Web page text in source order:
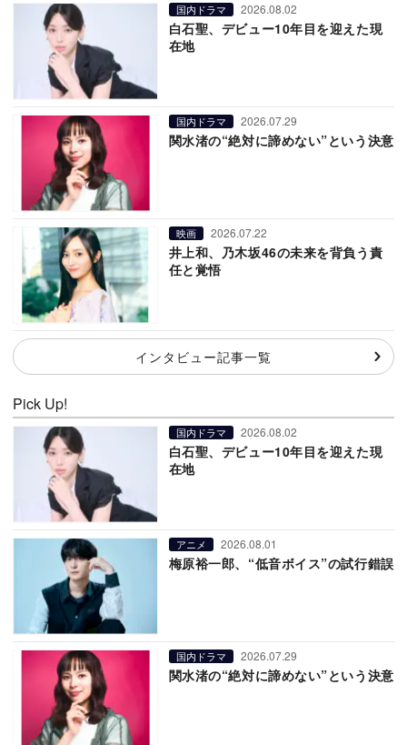
国内ドラマ 2026.08.02
白石聖、デビュー10年目を迎えた現
在地
国内ドラマ 2026.07.29
関水渚の“絶対に諦めない”という決意
映画 2026.07.22
井上和、乃木坂46の未来を背負う責
任と覚悟
インタビュー記事一覧
Pick Up!
国内ドラマ 2026.08.02
白石聖、デビュー10年目を迎えた現
在地
アニメ 2026.08.01
梅原裕一郎、“低音ボイス”の試行錯誤
国内ドラマ 2026.07.29
関水渚の“絶対に諦めない”という決意